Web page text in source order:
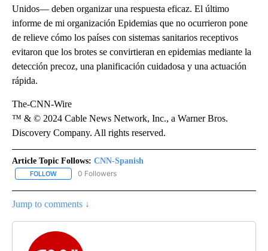
Unidos— deben organizar una respuesta eficaz. El último
informe de mi organización Epidemias que no ocurrieron pone
de relieve cómo los países con sistemas sanitarios receptivos
evitaron que los brotes se convirtieran en epidemias mediante la
detección precoz, una planificación cuidadosa y una actuación
rápida.
The-CNN-Wire
™ & © 2024 Cable News Network, Inc., a Warner Bros.
Discovery Company. All rights reserved.
Article Topic Follows: CNN-Spanish
FOLLOW FOLLOW "CNN-SPANISH" TO RECEIVE NOTIFICATIONS ABOUT
0 Followers
Jump to comments ↓